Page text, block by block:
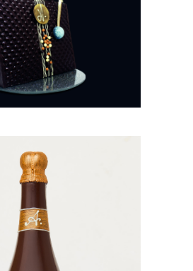
Sac à main
€30,80